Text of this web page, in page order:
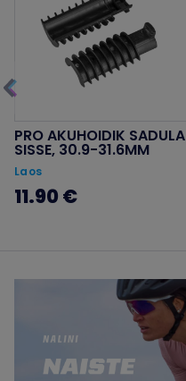
PRO AKUHOIDIK SADULA
SISSE, 30.9-31.6MM
Laos
11.90 €